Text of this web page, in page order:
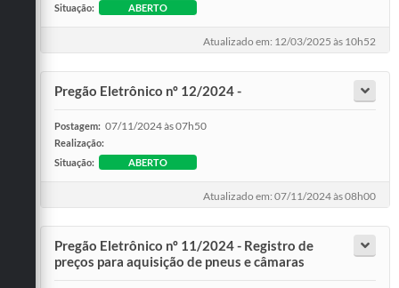
Situação:
ABERTO
Atualizado em: 12/03/2025 às 10h52
Pregão Eletrônico nº 12/2024 -
Postagem: 07/11/2024 às 07h50
Realização:
Situação:
ABERTO
Atualizado em: 07/11/2024 às 08h00
Pregão Eletrônico nº 11/2024 - Registro de
preços para aquisição de pneus e câmaras